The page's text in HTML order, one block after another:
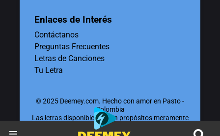
Enlaces de Interés
Contáctanos
Preguntas Frecuentes
Letras de Canciones
Tu Letra
© 2025 Deemey.com. Hecho con amor en Pasto -
Colombia
Las letras disponibles tienen propósitos meramente
educativos